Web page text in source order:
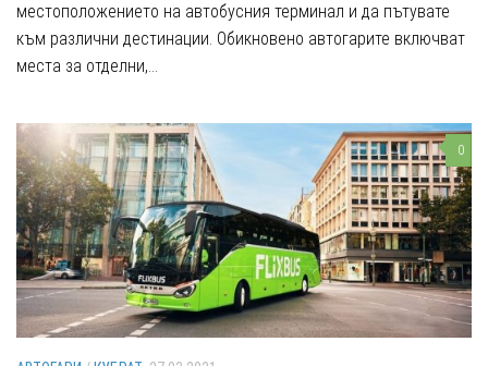
местоположението на автобусния терминал и да пътувате
към различни дестинации. Обикновено автогарите включват
места за отделни,...
0